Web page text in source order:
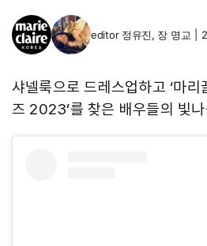
editor 정유진, 장 명교
샤넬룩으로 드레스업하고 ‘마리
즈 2023’를 찾은 배우들의 빛